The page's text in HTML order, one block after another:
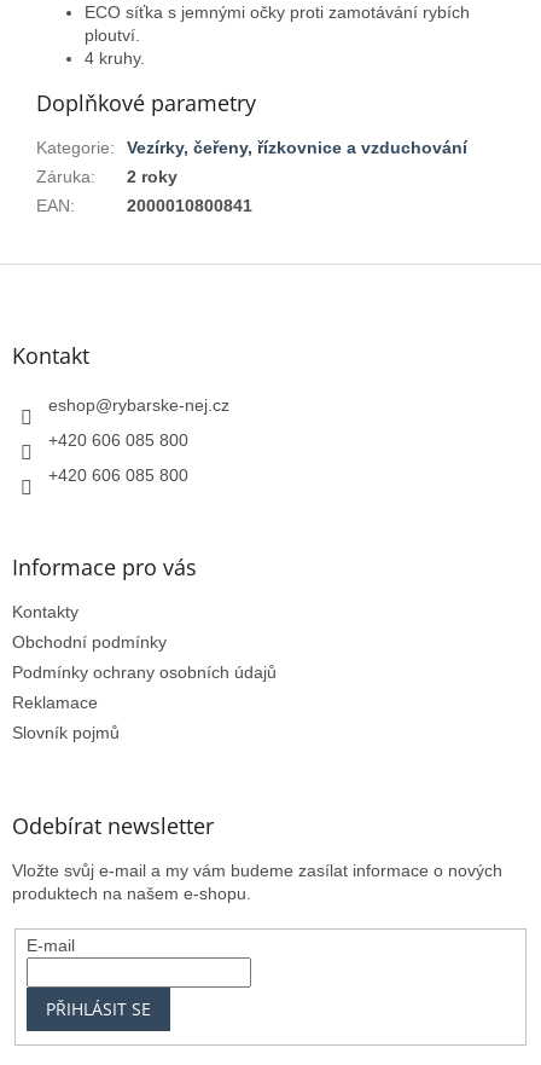
ECO síťka s jemnými očky proti zamotávání rybích
ploutví.
4 kruhy.
Doplňkové parametry
Kategorie:
Vezírky, čeřeny, řízkovnice a vzduchování
Záruka:
2 roky
EAN: 2000010800841
Z
Kontakt
eshop@rybarske-nej.cz
+420 606 085 800
+420 606 085 800
Informace pro vás
Kontakty
Obchodní podmínky
Podmínky ochrany osobních údajů
Reklamace
Slovník pojmů
Odebírat newsletter
Vložte svůj e-mail a my vám budeme zasílat informace o nových
produktech na našem e-shopu.
E-mail
PŘIHLÁSIT SE